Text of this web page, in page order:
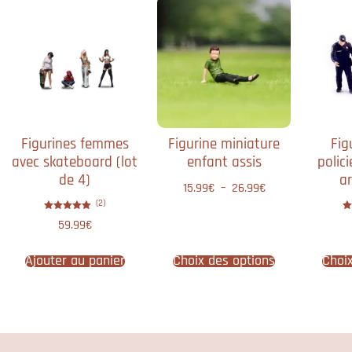
Figurines femmes
avec skateboard​ (lot
de 4)
5.00
(2)
59.99€
Ajouter au panier
Figurine miniature
enfant assis
15.99€ – 26.99€
Choix des options